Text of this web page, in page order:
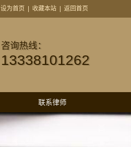
设为首页 收藏本站 返回首页
咨询热线：
13338101262
联系律师